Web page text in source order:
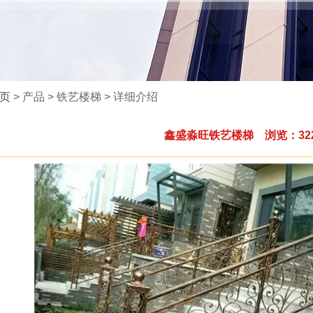
> 产品 > 铁艺楼梯 > 详细介绍
鑫盛淼旺铁艺楼梯 浏览：